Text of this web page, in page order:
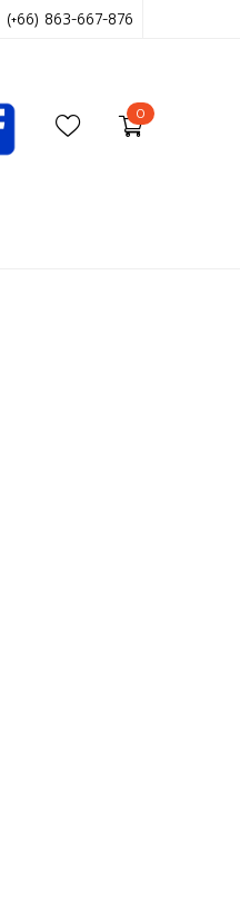
(+66) 863-667-876
0